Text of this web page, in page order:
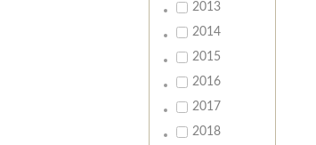
2013
2014
2015
2016
2017
2018